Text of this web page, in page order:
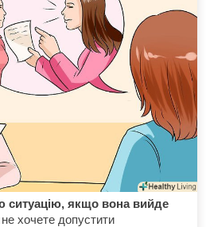
ситуацію, якщо вона вийде
хочете допустити